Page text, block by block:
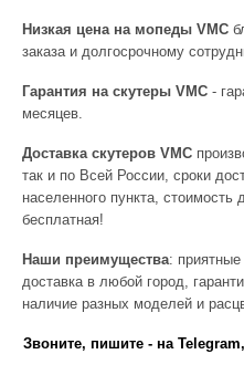
Низкая цена на мопеды VMC
заказа и долгосрочному
Гарантия на скутеры VMC -
месяцев.
Доставка скутеров VMC
так и по Всей России, сроки
населенного пункта, стоимость
бесплатная!
Наши преимущества:
доставка в любой город,
наличие разных моделей и
Звоните, пишите - на